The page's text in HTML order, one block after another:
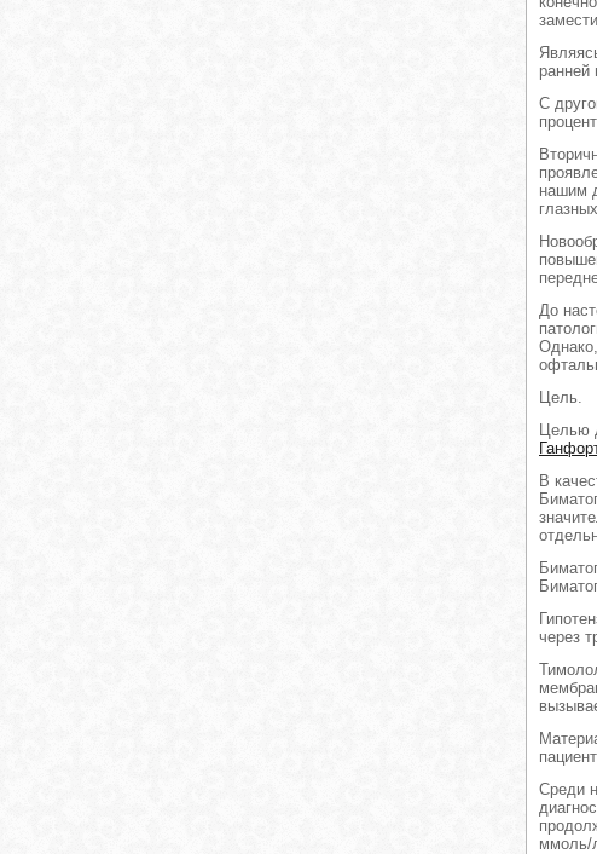
ранней
С
нашим
До
Цель.
Целью
В
через
Среди
ммоль/